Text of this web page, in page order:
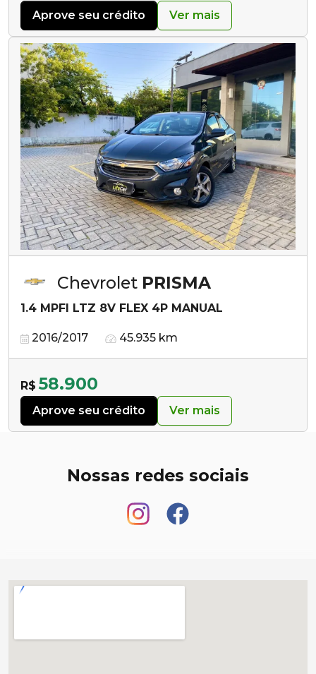
Aprove seu crédito Ver mais
Chevrolet PRISMA
1.4 MPFI LTZ 8V FLEX 4P MANUAL
2016/2017 45.935 km
R$ 58.900
Aprove seu crédito Ver mais
Nossas redes sociais